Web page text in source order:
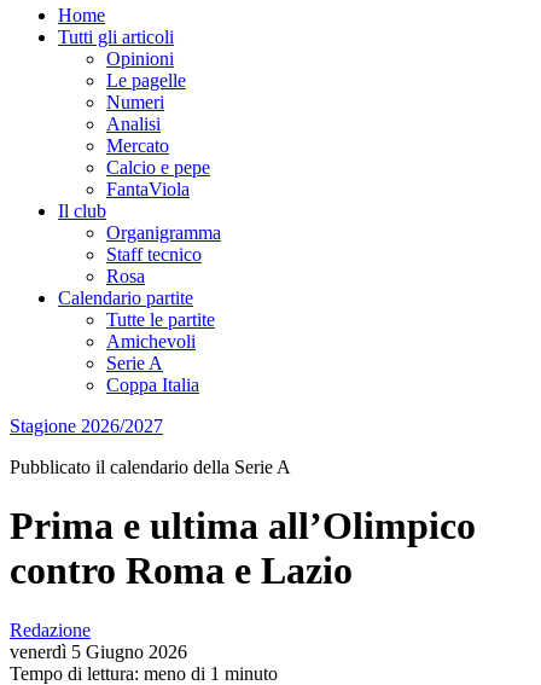
Home
Tutti gli articoli
Opinioni
Le pagelle
Numeri
Analisi
Mercato
Calcio e pepe
FantaViola
Il club
Organigramma
Staff tecnico
Rosa
Calendario partite
Tutte le partite
Amichevoli
Serie A
Coppa Italia
Stagione 2026/2027
Pubblicato il calendario della Serie A
Prima e ultima all’Olimpico
contro Roma e Lazio
Redazione
venerdì 5 Giugno 2026
Tempo di lettura: meno di 1 minuto